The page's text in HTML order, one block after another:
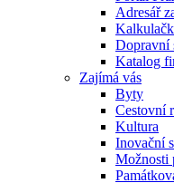
Adresář
Dopravní
Katalog
Zajímá vás
Byty
Cestovní
Kultura
Inovační
Možnosti